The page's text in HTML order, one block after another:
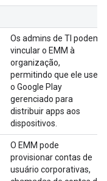
Os admins de TI podem
vincular o EMM à
organização,
permitindo que ele use
o Google Play
gerenciado para
distribuir apps aos
dispositivos.
O EMM pode
provisionar contas de
usuário corporativas,